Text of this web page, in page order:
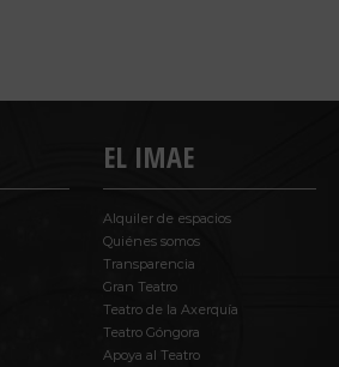
EL IMAE
Alquiler de espacios
Quiénes somos
Transparencia
Gran Teatro
Teatro de la Axerquía
Teatro Góngora
Apoya al Teatro